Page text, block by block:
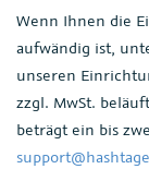
Wenn Ihnen die
aufwändig ist,
unseren
zzgl. MwSt.
beträgt ein bis